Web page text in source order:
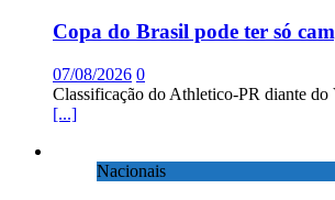
Copa do Brasil pode ter só
07/08/2026 0
Classificação do Athletico-PR diante do
[...]
Nacionais